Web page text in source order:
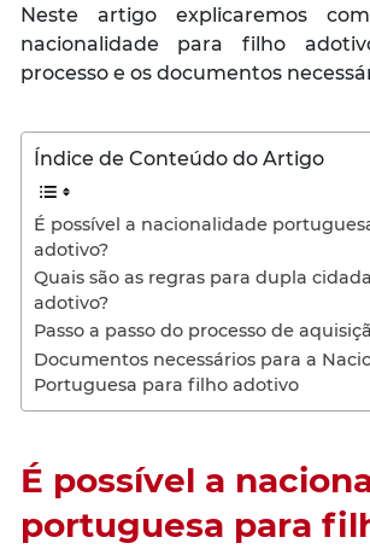
Neste artigo explicaremos
nacionalidade para filho
processo e os documentos
Índice de Conteúdo do Artigo
É possível a nacionalidade
adotivo?
Quais são as regras para dupla
adotivo?
Passo a passo do processo de
Documentos necessários para a
Portuguesa para filho adotivo
É possível a
portuguesa para